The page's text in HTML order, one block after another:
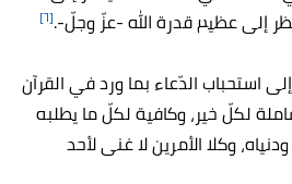
إلى عظيم قدرة الله -عزّ وجلّ-.[٦]
استحباب الدّعاء بما ورد في القرآن
لكلّ خير، وكافية لكلّ ما يطلبه
وكلا الأمرين لا غنى لأحد